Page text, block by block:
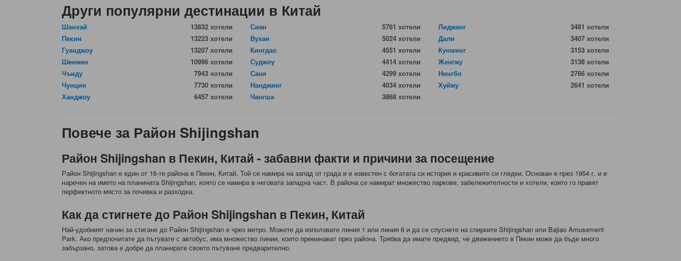
Други популярни дестинации в Китай
Шанхай
13832 хотели
Пекин
13223 хотели
Гуанджоу
13207 хотели
Шeнжeн
10996 хотели
Чънду
7943 хотели
Чунцин
7730 хотели
Ханджоу
6457 хотели
Сиан
5761 хотели
Вухан
5024 хотели
Кингдао
4551 хотели
Суджоу
4414 хотели
Саня
4299 хотели
Нанджинг
4034 хотели
Чангша
3868 хотели
Лиджанг
3481 хотели
Дали
3407 хотели
Кунминг
3153 хотели
Женгжу
3138 хотели
Нингбо
2766 хотели
Хуйжу
2641 хотели
Повече за Район Shijingshan
Район Shijingshan в Пекин, Китай - забавни факти и причини за посещение
Район Shijingshan е един от 16-те района в Пекин, Китай. Той се намира на запад от града и е известен с богатата си история и красивите си гледки. Основан е през 1954 г. и е
наречен на името на планината Shijingshan, която се намира в неговата западна част. В района се намират множество паркове, забележителности и хотели, които го правят
перфектното място за почивка и разходка.
Как да стигнете до Район Shijingshan в Пекин, Китай
Най-удобният начин за стигане до Район Shijingshan е чрез метро. Можете да използвате линия 1 или линия 6 и да се спуснете на спирките Shijingshan или Bajiao Amusement
Park. Ако предпочитате да пътувате с автобус, има множество линии, които преминават през района. Трябва да имате предвид, че движението в Пекин може да бъде много
забързано, затова е добре да планирате своето пътуване предварително.